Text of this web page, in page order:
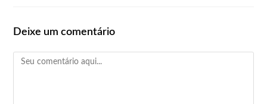
Deixe um comentário